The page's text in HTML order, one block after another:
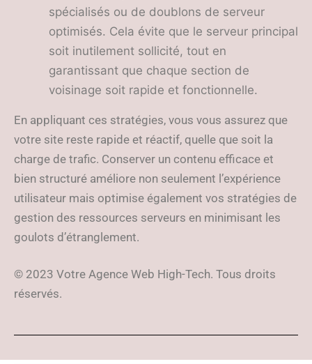
spécialisés ou de doublons de serveur
optimisés. Cela évite que le serveur principal
soit inutilement sollicité, tout en
garantissant que chaque section de
voisinage soit rapide et fonctionnelle.
En appliquant ces stratégies, vous vous assurez que
votre site reste rapide et réactif, quelle que soit la
charge de trafic. Conserver un contenu efficace et
bien structuré améliore non seulement l’expérience
utilisateur mais optimise également vos stratégies de
gestion des ressources serveurs en minimisant les
goulots d’étranglement.
© 2023 Votre Agence Web High-Tech. Tous droits
réservés.